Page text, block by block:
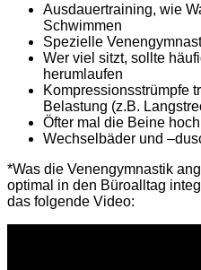
Ausdauertraining, wie
Schwimmen
Spezielle
Wer viel sitzt, sollte
herumlaufen
Kompressionsstrümpfe
Belastung (z.B.
Öfter mal die Beine
Wechselbäder und
*Was die Venengymnastik
optimal in den Büroalltag
das folgende Video: